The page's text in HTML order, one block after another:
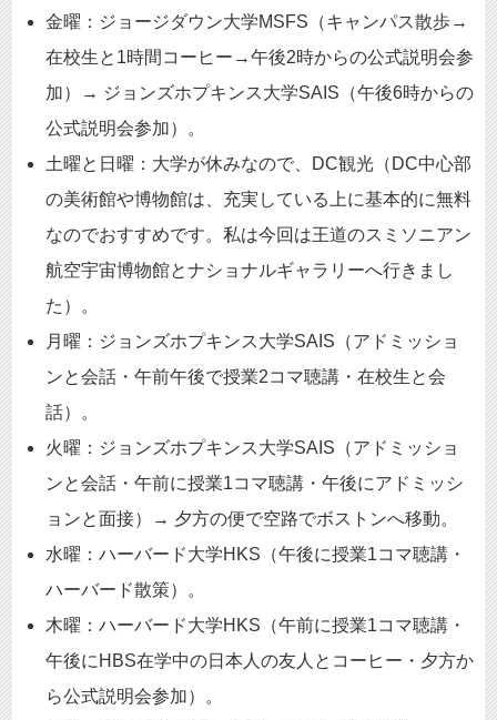
金曜：ジョージダウン大学MSFS（キャンパス散歩→
在校生と1時間コーヒー→午後2時からの公式説明会参
加）→ ジョンズホプキンス大学SAIS（午後6時からの
公式説明会参加）。
土曜と日曜：大学が休みなので、DC観光（DC中心部
の美術館や博物館は、充実している上に基本的に無料
なのでおすすめです。私は今回は王道のスミソニアン
航空宇宙博物館とナショナルギャラリーへ行きまし
た）。
月曜：ジョンズホプキンス大学SAIS（アドミッショ
ンと会話・午前午後で授業2コマ聴講・在校生と会
話）。
火曜：ジョンズホプキンス大学SAIS（アドミッショ
ンと会話・午前に授業1コマ聴講・午後にアドミッシ
ョンと面接）→ 夕方の便で空路でボストンへ移動。
水曜：ハーバード大学HKS（午後に授業1コマ聴講・
ハーバード散策）。
木曜：ハーバード大学HKS（午前に授業1コマ聴講・
午後にHBS在学中の日本人の友人とコーヒー・夕方か
ら公式説明会参加）。